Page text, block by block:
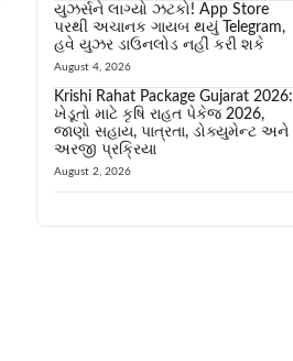
યુઝર્સને લાગ્યો ઝટકો! App Store
પરથી અચાનક ગાયબ થયું Telegram,
હવે યુઝર ડાઉનલોડ નહીં કરી શકે
August 4, 2026
Krishi Rahat Package Gujarat 2026:
ખેડૂતો માટે કૃષિ રાહત પેકેજ 2026,
જાણો સહાય, પાત્રતા, ડોક્યુમેન્ટ અને
અરજી પ્રક્રિયા
August 2, 2026